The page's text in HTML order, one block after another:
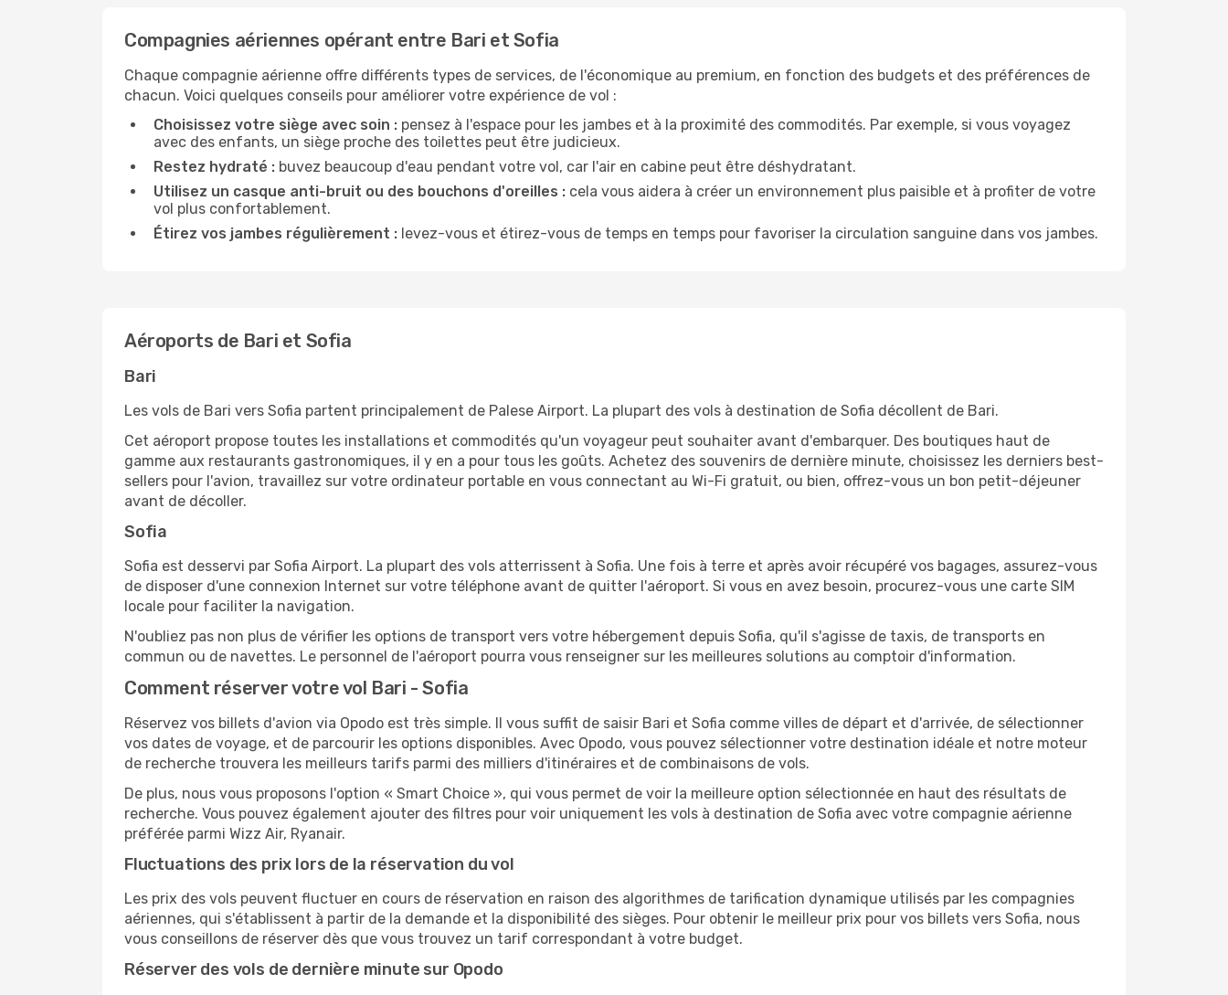
Compagnies aériennes opérant entre Bari et Sofia
Chaque compagnie aérienne offre différents types de services, de l'économique au premium, en fonction des budgets et des préférences de
chacun. Voici quelques conseils pour améliorer votre expérience de vol :
Choisissez votre siège avec soin : pensez à l'espace pour les jambes et à la proximité des commodités. Par exemple, si vous voyagez
avec des enfants, un siège proche des toilettes peut être judicieux.
Restez hydraté : buvez beaucoup d'eau pendant votre vol, car l'air en cabine peut être déshydratant.
Utilisez un casque anti-bruit ou des bouchons d'oreilles : cela vous aidera à créer un environnement plus paisible et à profiter de votre
vol plus confortablement.
Étirez vos jambes régulièrement : levez-vous et étirez-vous de temps en temps pour favoriser la circulation sanguine dans vos jambes.
Aéroports de Bari et Sofia
Bari
Les vols de Bari vers Sofia partent principalement de Palese Airport. La plupart des vols à destination de Sofia décollent de Bari.
Cet aéroport propose toutes les installations et commodités qu'un voyageur peut souhaiter avant d'embarquer. Des boutiques haut de
gamme aux restaurants gastronomiques, il y en a pour tous les goûts. Achetez des souvenirs de dernière minute, choisissez les derniers best-
sellers pour l'avion, travaillez sur votre ordinateur portable en vous connectant au Wi-Fi gratuit, ou bien, offrez-vous un bon petit-déjeuner
avant de décoller.
Sofia
Sofia est desservi par Sofia Airport. La plupart des vols atterrissent à Sofia. Une fois à terre et après avoir récupéré vos bagages, assurez-vous
de disposer d'une connexion Internet sur votre téléphone avant de quitter l'aéroport. Si vous en avez besoin, procurez-vous une carte SIM
locale pour faciliter la navigation.
N'oubliez pas non plus de vérifier les options de transport vers votre hébergement depuis Sofia, qu'il s'agisse de taxis, de transports en
commun ou de navettes. Le personnel de l'aéroport pourra vous renseigner sur les meilleures solutions au comptoir d'information.
Comment réserver votre vol Bari - Sofia
Réservez vos billets d'avion via Opodo est très simple. Il vous suffit de saisir Bari et Sofia comme villes de départ et d'arrivée, de sélectionner
vos dates de voyage, et de parcourir les options disponibles. Avec Opodo, vous pouvez sélectionner votre destination idéale et notre moteur
de recherche trouvera les meilleurs tarifs parmi des milliers d'itinéraires et de combinaisons de vols.
De plus, nous vous proposons l'option « Smart Choice », qui vous permet de voir la meilleure option sélectionnée en haut des résultats de
recherche. Vous pouvez également ajouter des filtres pour voir uniquement les vols à destination de Sofia avec votre compagnie aérienne
préférée parmi Wizz Air, Ryanair.
Fluctuations des prix lors de la réservation du vol
Les prix des vols peuvent fluctuer en cours de réservation en raison des algorithmes de tarification dynamique utilisés par les compagnies
aériennes, qui s'établissent à partir de la demande et la disponibilité des sièges. Pour obtenir le meilleur prix pour vos billets vers Sofia, nous
vous conseillons de réserver dès que vous trouvez un tarif correspondant à votre budget.
Réserver des vols de dernière minute sur Opodo